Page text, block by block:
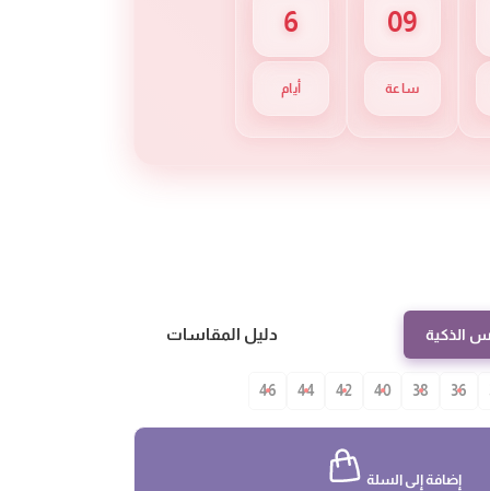
6
أيام
09
ساعة
الذكية دليل المقاسات
36
38
40
42
44
46
إضافة إلى السلة